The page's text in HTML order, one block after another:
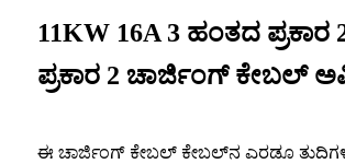
11KW 16A 3 ಹಂತದ ಪ್ರಕಾರ
ಪ್ರಕಾರ 2 ಚಾರ್ಜಿಂಗ್ ಕೇಬಲ್
ಈ ಚಾರ್ಜಿಂಗ್ ಕೇಬಲ್ ಕೇಬಲ್‌ನ ಎರಡೂ